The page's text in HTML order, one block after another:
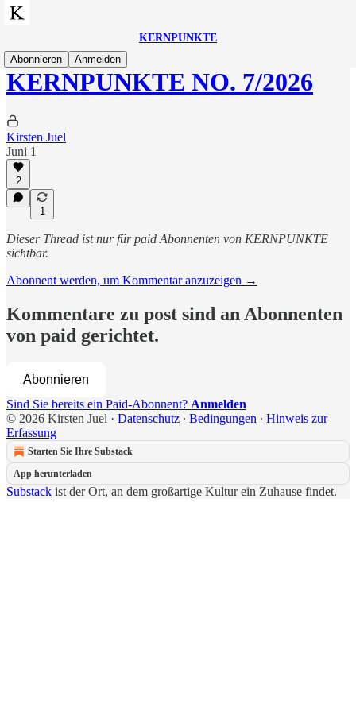
KERNPUNKTE
Abonnieren
Anmelden
KERNPUNKTE NO. 7/2026
Kirsten Juel
Juni 1
2
1
Dieser Thread ist nur für paid Abonnenten von KERNPUNKTE
sichtbar.
Abonnent werden, um Kommentar anzuzeigen →
Kommentare zu post sind an Abonnenten
von paid gerichtet.
Abonnieren
Sind Sie bereits ein Paid-Abonnent? Anmelden
© 2026 Kirsten Juel · Datenschutz ∙ Bedingungen ∙ Hinweis zur
Erfassung
Starten Sie Ihre Substack
App herunterladen
Substack ist der Ort, an dem großartige Kultur ein Zuhause findet.